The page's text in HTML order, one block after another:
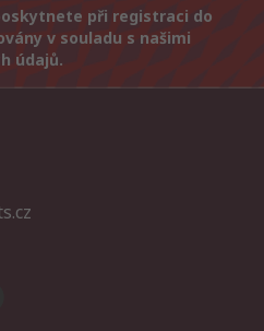
při registraci do
v souladu s našimi
údajů.